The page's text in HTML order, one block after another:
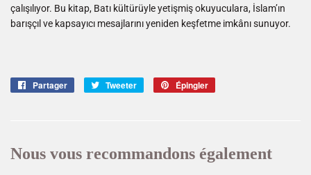
çalışılıyor. Bu kitap, Batı kültürüyle yetişmiş okuyuculara, İslam’ın
barışçıl ve kapsayıcı mesajlarını yeniden keşfetme imkânı sunuyor.
Partager
PartagerTweeter
Tweeter
Épingler
Nous vous recommandons également